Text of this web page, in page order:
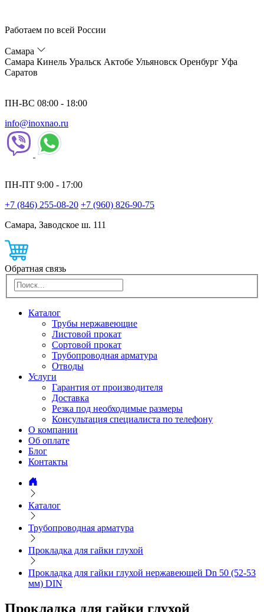
Работаем по всей России
Самара
Самара Кинель Уральск Актобе Ульяновск Оренбург Уфа
Саратов
ПН-ВС 08:00 - 18:00
info@inoxnao.ru
ПН-ПТ 9:00 - 17:00
+7 (846) 255-08-20 +7 (960) 826-90-75
Самара, Заводское ш. 111
Обратная связь
Каталог
Трубы нержавеющие
Листовой прокат
Сортовой прокат
Трубопроводная арматура
Отводы
Услуги
Гарантия от производителя
Доставка
Резка под необходимые размеры
Консультация специалиста по телефону
О компании
Об оплате
Блог
Контакты
Каталог
Трубопроводная арматура
Прокладка для гайки глухой
Прокладка для гайки глухой нержавеющей Dn 50 (52-53
мм) DIN
Прокладка для гайки глухой